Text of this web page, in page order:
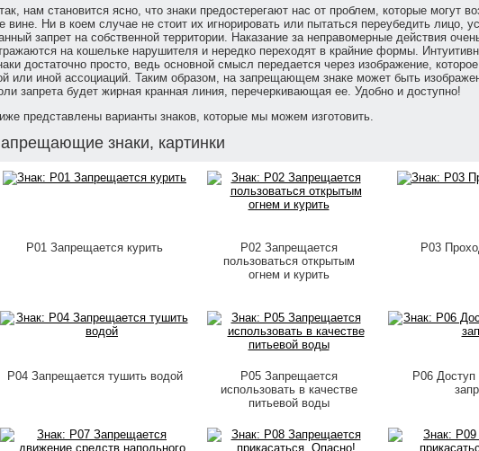
нам становится ясно, что знаки предостерегают нас от проблем, которые могут
вине. Ни в коем случае не стоит их игнорировать или пытаться переубедить лицо,
запрет на собственной территории. Наказание за неправомерные действия
на кошельке нарушителя и нередко переходят в крайние формы.
достаточно просто, ведь основной смысл передается через изображение,
или иной ассоциаций. Таким образом, на запрещающем знаке может быть
запрета будет жирная кранная линия, перечеркивающая ее. Удобно и доступно!
представлены варианты знаков, которые мы можем изготовить.
знаки, картинки
P01 Запрещается курить
P02 Запрещается
пользоваться открытым
огнем и курить
P03
P04 Запрещается тушить водой
P05 Запрещается
использовать в качестве
питьевой воды
P06 Доступ